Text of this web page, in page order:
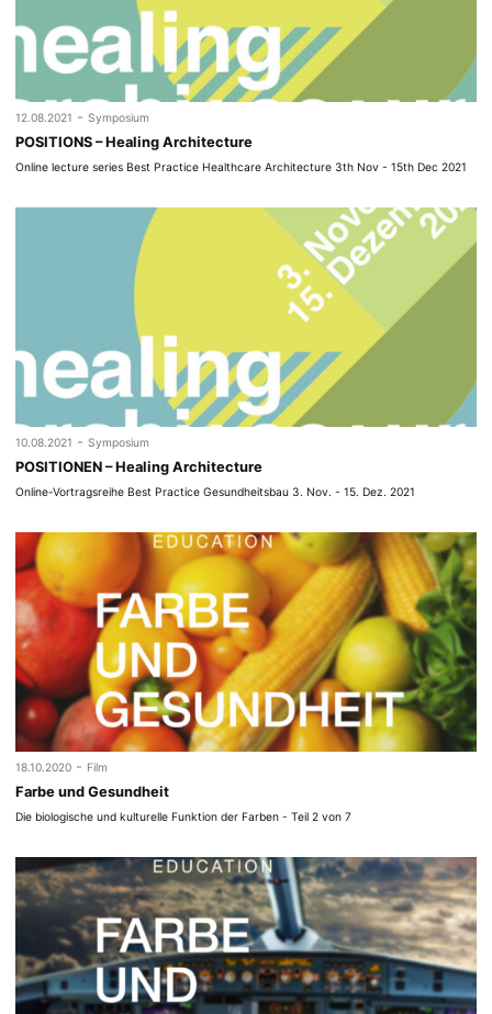
12.08.2021 - Symposium
POSITIONS – Healing Architecture
Online lecture series Best Practice Healthcare Architecture 3th Nov - 15th Dec 2021
10.08.2021 - Symposium
POSITIONEN – Healing Architecture
Online-Vortragsreihe Best Practice Gesundheitsbau 3. Nov. - 15. Dez. 2021
18.10.2020 - Film
Farbe und Gesundheit
Die biologische und kulturelle Funktion der Farben - Teil 2 von 7